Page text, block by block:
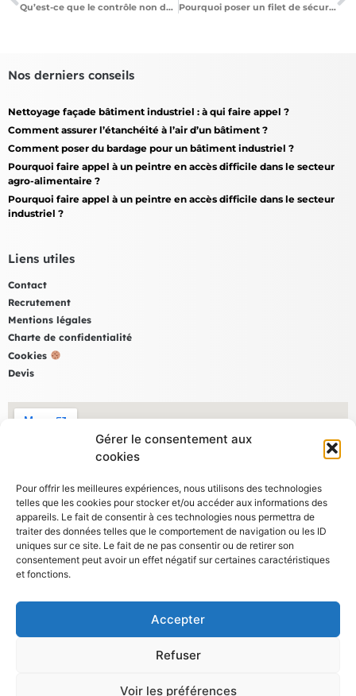
Gérer le consentement aux
cookies
Pour offrir les meilleures expériences, nous utilisons des technologies
telles que les cookies pour stocker et/ou accéder aux informations des
appareils. Le fait de consentir à ces technologies nous permettra de
traiter des données telles que le comportement de navigation ou les ID
uniques sur ce site. Le fait de ne pas consentir ou de retirer son
consentement peut avoir un effet négatif sur certaines caractéristiques
et fonctions.
Accepter
Refuser
Voir les préférences
Qu’est-ce que le contrôle non destructif par ultrason ? Pourquoi poser un filet de sécurité ?
Nos derniers conseils
Nettoyage façade bâtiment industriel : à qui faire appel ?
Comment assurer l’étanchéité à l’air d’un bâtiment ?
Comment poser du bardage pour un bâtiment industriel ?
Pourquoi faire appel à un peintre en accès difficile dans le secteur
agro-alimentaire ?
Pourquoi faire appel à un peintre en accès difficile dans le secteur
industriel ?
Liens utiles
Contact
Recrutement
Mentions légales
Charte de confidentialité
Cookies
Devis
Nous contacter